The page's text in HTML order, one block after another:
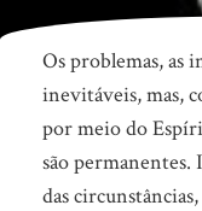
Você
está
de
pé?
Os problemas, as
inevitáveis, mas,
por meio do
são permanentes.
das